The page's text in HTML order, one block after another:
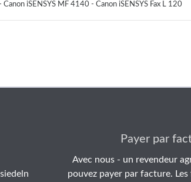
iSENSYS MF 4140 - Canon iSENSYS Fax L 120
Payer par
Avec nous - un revendeur
pouvez payer par facture.